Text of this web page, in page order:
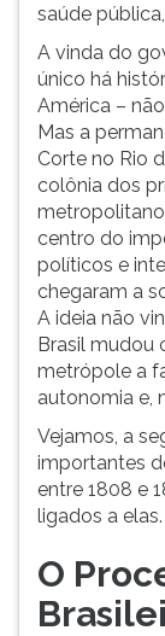
saúde
A vinda do
único há
América –
Mas a
Corte no Rio
colônia dos
metropolitano
centro do
políticos e
chegaram a
A ideia não
Brasil mudou
metrópole a
autonomia e,
Vejamos, a
importantes
entre 1808 e
ligados a elas.
O